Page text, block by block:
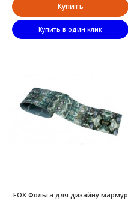
Купить
Купить в один клик
FOX Фольга для дизайну мармур